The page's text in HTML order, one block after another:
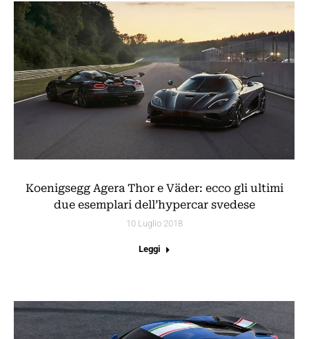
Koenigsegg Agera Thor e Väder: ecco gli ultimi
due esemplari dell’hypercar svedese
10 Luglio 2018
Leggi